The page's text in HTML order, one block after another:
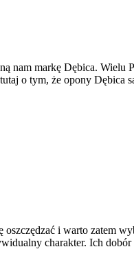
nam markę Dębica.
o tym, że opony Dębica
oszczędzać i warto zatem
charakter. Ich